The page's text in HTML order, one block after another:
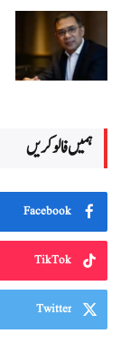
ہمیں فالو کریں
Facebook
TikTok
Twitter